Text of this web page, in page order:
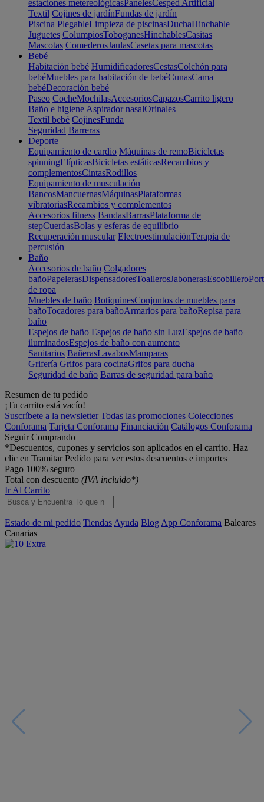
estaciones metereológicasPanelesCesped Artificial
Textil Cojines de jardínFundas de jardín
Piscina PlegableLimpieza de piscinasDuchaHinchable
Juguetes ColumpiosToboganesHinchablesCasitas
Mascotas ComederosJaulasCasetas para mascotas
Bebé
Habitación bebé HumidificadoresCestasColchón para
bebéMuebles para habitación de bebéCunasCama
bebéDecoración bebé
Paseo CocheMochilasAccesoriosCapazosCarrito ligero
Baño e higiene Aspirador nasalOrinales
Textil bebé CojinesFunda
Seguridad Barreras
Deporte
Equipamiento de cardio Máquinas de remoBicicletas
spinningElípticasBicicletas estáticasRecambios y
complementosCintasRodillos
Equipamiento de musculación
BancosMancuernasMáquinasPlataformas
vibratoriasRecambios y complementos
Accesorios fitness BandasBarrasPlataforma de
stepCuerdasBolas y esferas de equilibrio
Recuperación muscular ElectroestimulaciónTerapia de
percusión
Baño
Accesorios de baño Colgadores
bañoPapelerasDispensadoresToallerosJabonerasEscobillero
de ropa
Muebles de baño BotiquinesConjuntos de muebles para
bañoTocadores para bañoArmarios para bañoRepisa para
baño
Espejos de baño Espejos de baño sin LuzEspejos de baño
iluminadosEspejos de baño con aumento
Sanitarios BañerasLavabosMamparas
Grifería Grifos para cocinaGrifos para ducha
Seguridad de baño Barras de seguridad para baño
Resumen de tu pedido
¡Tu carrito está vacío!
Suscríbete a la newsletter Todas las promociones Colecciones
Conforama Tarjeta Conforama Financiación Catálogos Conforama
Seguir Comprando
*Descuentos, cupones y servicios son aplicados en el carrito. Haz
clic en Tramitar Pedido para ver estos descuentos e importes
Pago 100% seguro
Total con descuento (IVA incluido*)
Ir Al Carrito
Estado de mi pedido Tiendas Ayuda Blog App Conforama Baleares
Canarias